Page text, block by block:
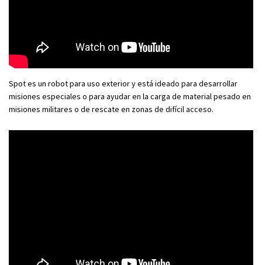
Spot es un robot para uso exterior y está ideado para desarrollar
misiones especiales o para ayudar en la carga de material pesado en
misiones militares o de rescate en zonas de difícil acceso.